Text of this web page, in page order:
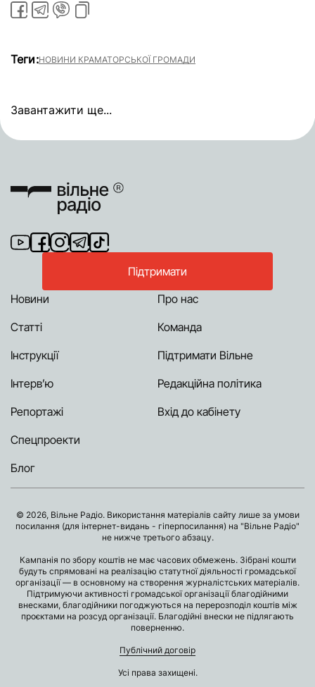
Теги:НОВИНИ КРАМАТОРСЬКОЇ ГРОМАДИ
Завантажити ще...
Підтримати
Новини
Статті
Інструкції
Інтерв’ю
Репортажі
Спецпроекти
Блог
Про нас
Команда
Підтримати Вільне
Редакційна політика
Вхід до кабінету
© 2026, Вільне Радіо. Використання матеріалів сайту лише за умови
посилання (для інтернет-видань - гіперпосилання) на "Вільне Радіо"
не нижче третього абзацу.
Кампанія по збору коштів не має часових обмежень. Зібрані кошти
будуть спрямовані на реалізацію статутної діяльності громадської
організації — в основному на створення журналістських матеріалів.
Підтримуючи активності громадської організації благодійними
внесками, благодійники погоджуються на перерозподіл коштів між
проєктами на розсуд організації. Благодійні внески не підлягають
поверненню.
Публічний договір
Усі права захищені.